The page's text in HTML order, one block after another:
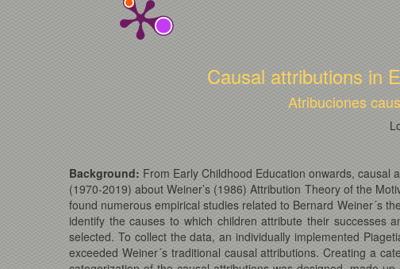
Causal attributions in
Atribuciones
Background: From Early Childhood Education onwards,
(1970-2019) about Weiner’s (1986) Attribution Theory of the
found numerous empirical studies related to Bernard Weiner´s
identify the causes to which children attribute their successes
selected. To collect the data, an individually implemented
exceeded Weiner´s traditional causal attributions. Creating a